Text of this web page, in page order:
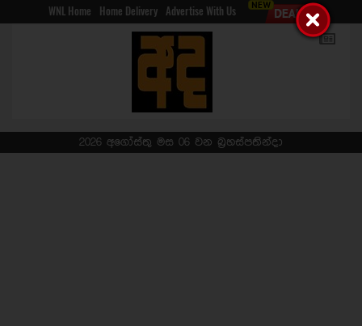
WNL Home Home Delivery Advertise With Us
2026 අගෝස්තු මස 06 වන බ්‍රහස්පතින්දා